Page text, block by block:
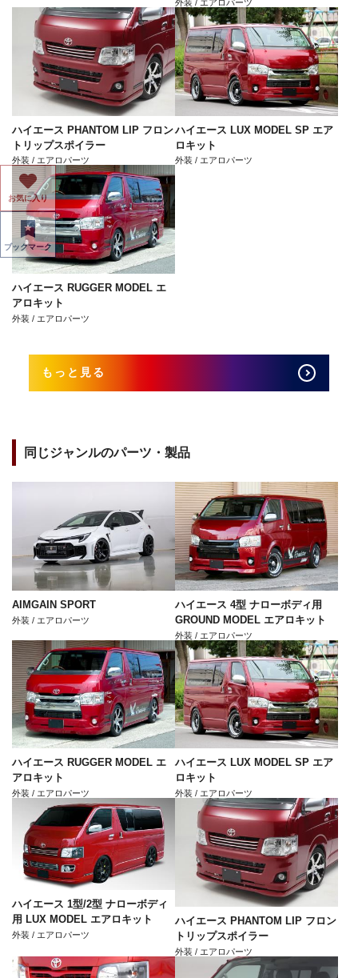
外装 / エアロパーツ
ハイエース PHANTOM LIP フロン
トリップスポイラー
外装 / エアロパーツ
ハイエース LUX MODEL SP エア
ロキット
外装 / エアロパーツ
ハイエース RUGGER MODEL エ
アロキット
外装 / エアロパーツ
もっと見る
同じジャンルのパーツ・製品
AIMGAIN SPORT
外装 / エアロパーツ
ハイエース 4型 ナローボディ用
GROUND MODEL エアロキット
外装 / エアロパーツ
ハイエース RUGGER MODEL エ
アロキット
外装 / エアロパーツ
ハイエース LUX MODEL SP エア
ロキット
外装 / エアロパーツ
ハイエース 1型/2型 ナローボディ
用 LUX MODEL エアロキット
外装 / エアロパーツ
ハイエース PHANTOM LIP フロン
トリップスポイラー
外装 / エアロパーツ
お気に入り
ブックマーク